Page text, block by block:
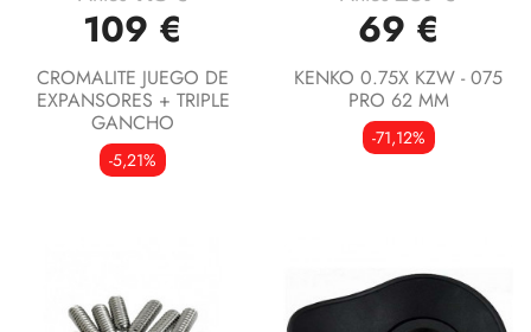
109 €
CROMALITE JUEGO DE
EXPANSORES + TRIPLE
GANCHO
-5,21%
69 €
KENKO 0.75X KZW - 075
PRO 62 MM
-71,12%